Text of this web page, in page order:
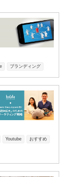
ブランディング
Youtube おすすめ